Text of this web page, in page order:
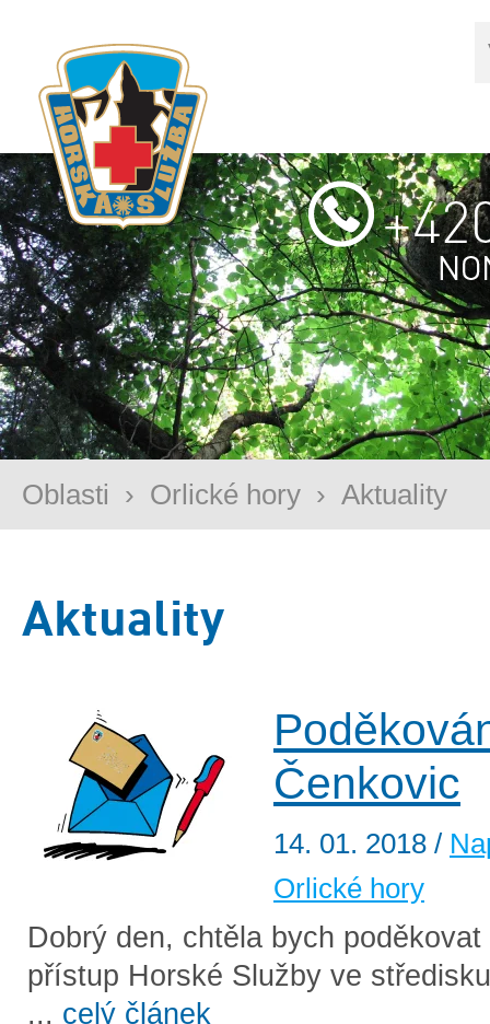
Oblasti › Orlické hory › Aktuality
Aktuality
Čenkovic
14. 01. 2018 /
Orlické hory
Dobrý den, chtěla bych
přístup Horské Služby ve
... celý článek